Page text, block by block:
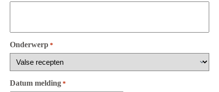
Onderwerp *
Datum melding *